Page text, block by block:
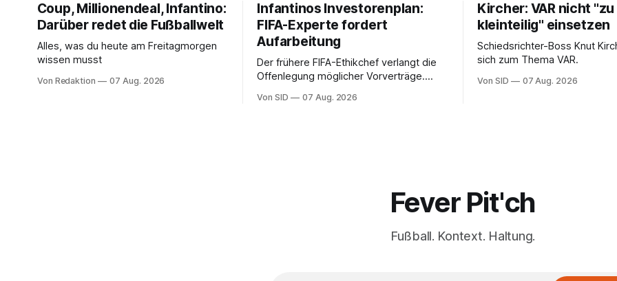
Coup, Millionendeal, Infantino:
Darüber redet die Fußballwelt
Alles, was du heute am Freitagmorgen
wissen musst
Von Redaktion 07 Aug. 2026
Infantinos Investorenplan:
FIFA-Experte fordert
Aufarbeitung
Der frühere FIFA-Ethikchef verlangt die
Offenlegung möglicher Vorverträge.
Infantinos Rolle entscheidend sein.
Von SID 07 Aug. 2026
Kircher: VAR nicht "zu
kleinteilig" einsetzen
Schiedsrichter-Boss Knut
sich zum Thema VAR.
Von SID 07 Aug. 2026
Fever Pit'ch
Fußball. Kontext. Haltung.